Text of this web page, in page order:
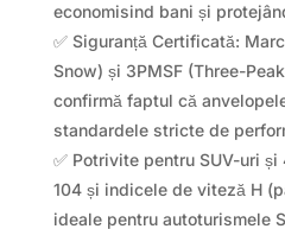
economisind bani și
✅ Siguranță Certificată:
Snow) și 3PMSF (Three-
confirmă faptul că
standardele stricte de
✅ Potrivite pentru SUV-uri
104 și indicele de viteză H
ideale pentru autoturismele